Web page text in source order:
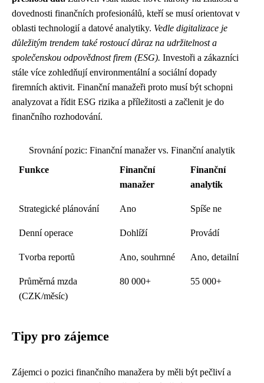
dovednosti finančních profesionálů, kteří se musí orientovat v
oblasti technologií a datové analytiky. Vedle digitalizace je
důležitým trendem také rostoucí důraz na udržitelnost a
společenskou odpovědnost firem (ESG). Investoři a zákazníci
stále více zohledňují environmentální a sociální dopady
firemních aktivit. Finanční manažeři proto musí být schopni
analyzovat a řídit ESG rizika a příležitosti a začlenit je do
finančního rozhodování.
Srovnání pozic: Finanční manažer vs. Finanční analytik
Funkce
Finanční
manažer
Finanční
analytik
Strategické plánování Ano Spíše ne
Denní operace Dohlíží Provádí
Tvorba reportů Ano, souhrnné Ano, detailní
Průměrná mzda
(CZK/měsíc)
80 000+ 55 000+
Tipy pro zájemce
Zájemci o pozici finančního manažera by měli být pečliví a